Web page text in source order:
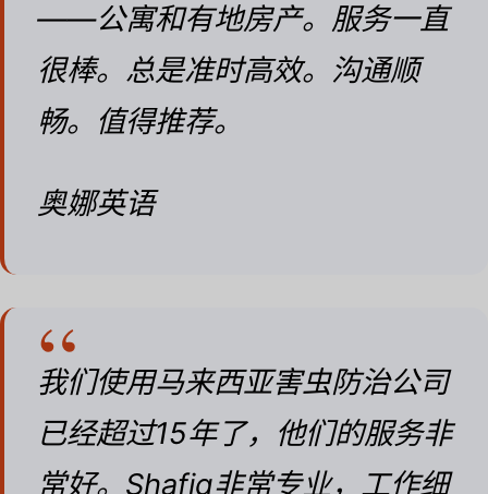
——公寓和有地房产。服务一直
很棒。总是准时高效。沟通顺
畅。值得推荐。
奥娜英语
我们使用马来西亚害虫防治公司
已经超过15年了，他们的服务非
常好。Shafiq非常专业，工作细